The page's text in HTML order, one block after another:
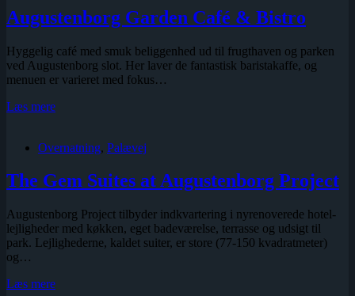
Augustenborg Garden Café & Bistro
Hyggelig café med smuk beliggenhed ud til frugthaven og parken
ved Augustenborg slot. Her laver de fantastisk baristakaffe, og
menuen er varieret med fokus…
Læs mereAugustenborg
&
Overnatning, Palævej
The Gem Suites at Augustenborg Project
Augustenborg Project tilbyder indkvartering i nyrenoverede hotel-
lejligheder med køkken, eget badeværelse, terrasse og udsigt til
park. Lejlighederne, kaldet suiter, er store (77-150 kvadratmeter)
og…
Læs mereThe